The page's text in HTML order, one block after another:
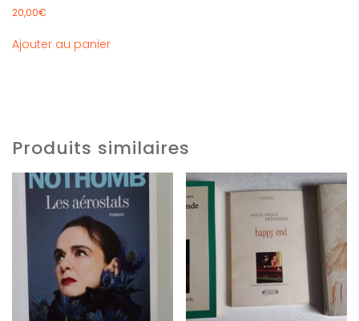
20,00€
Ajouter au panier
Produits similaires